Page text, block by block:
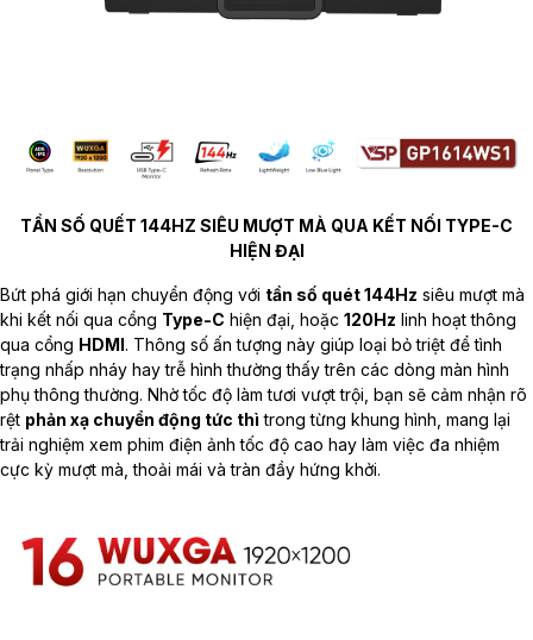
TẦN SỐ QUẾT 144HZ SIÊU MƯỢT MÀ QUA KẾT NỐI TYPE-C
HIỆN ĐẠI
Bứt phá giới hạn chuyển động với tần số quét 144Hz siêu mượt mà
khi kết nối qua cổng Type-C hiện đại, hoặc 120Hz linh hoạt thông
qua cổng HDMI. Thông số ấn tượng này giúp loại bỏ triệt để tình
trạng nhấp nháy hay trễ hình thường thấy trên các dòng màn hình
phụ thông thường. Nhờ tốc độ làm tươi vượt trội, bạn sẽ cảm nhận rõ
rệt phản xạ chuyển động tức thì trong từng khung hình, mang lại
trải nghiệm xem phim điện ảnh tốc độ cao hay làm việc đa nhiệm
cực kỳ mượt mà, thoải mái và tràn đầy hứng khởi.